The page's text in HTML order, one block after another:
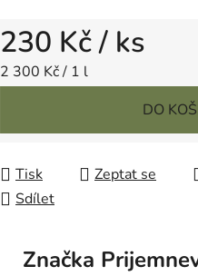
230 Kč/ ks
Měrná cena:
2 300 Kč / 1 l
DO
Tisk Zeptat se
Sdílet
Značka